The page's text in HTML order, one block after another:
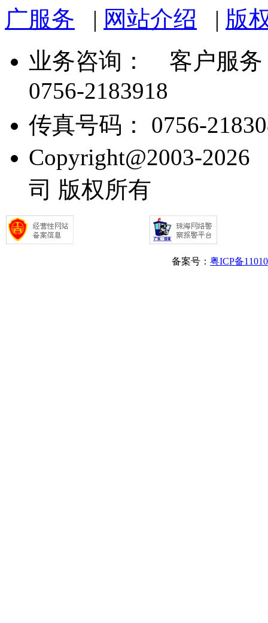
广服务 | 网站介绍 | 版
业务咨询：
客户服务
0756-2183918
传真号码： 0756-
Copyright@2003-
司 版权所有
备案号： 粤ICP备